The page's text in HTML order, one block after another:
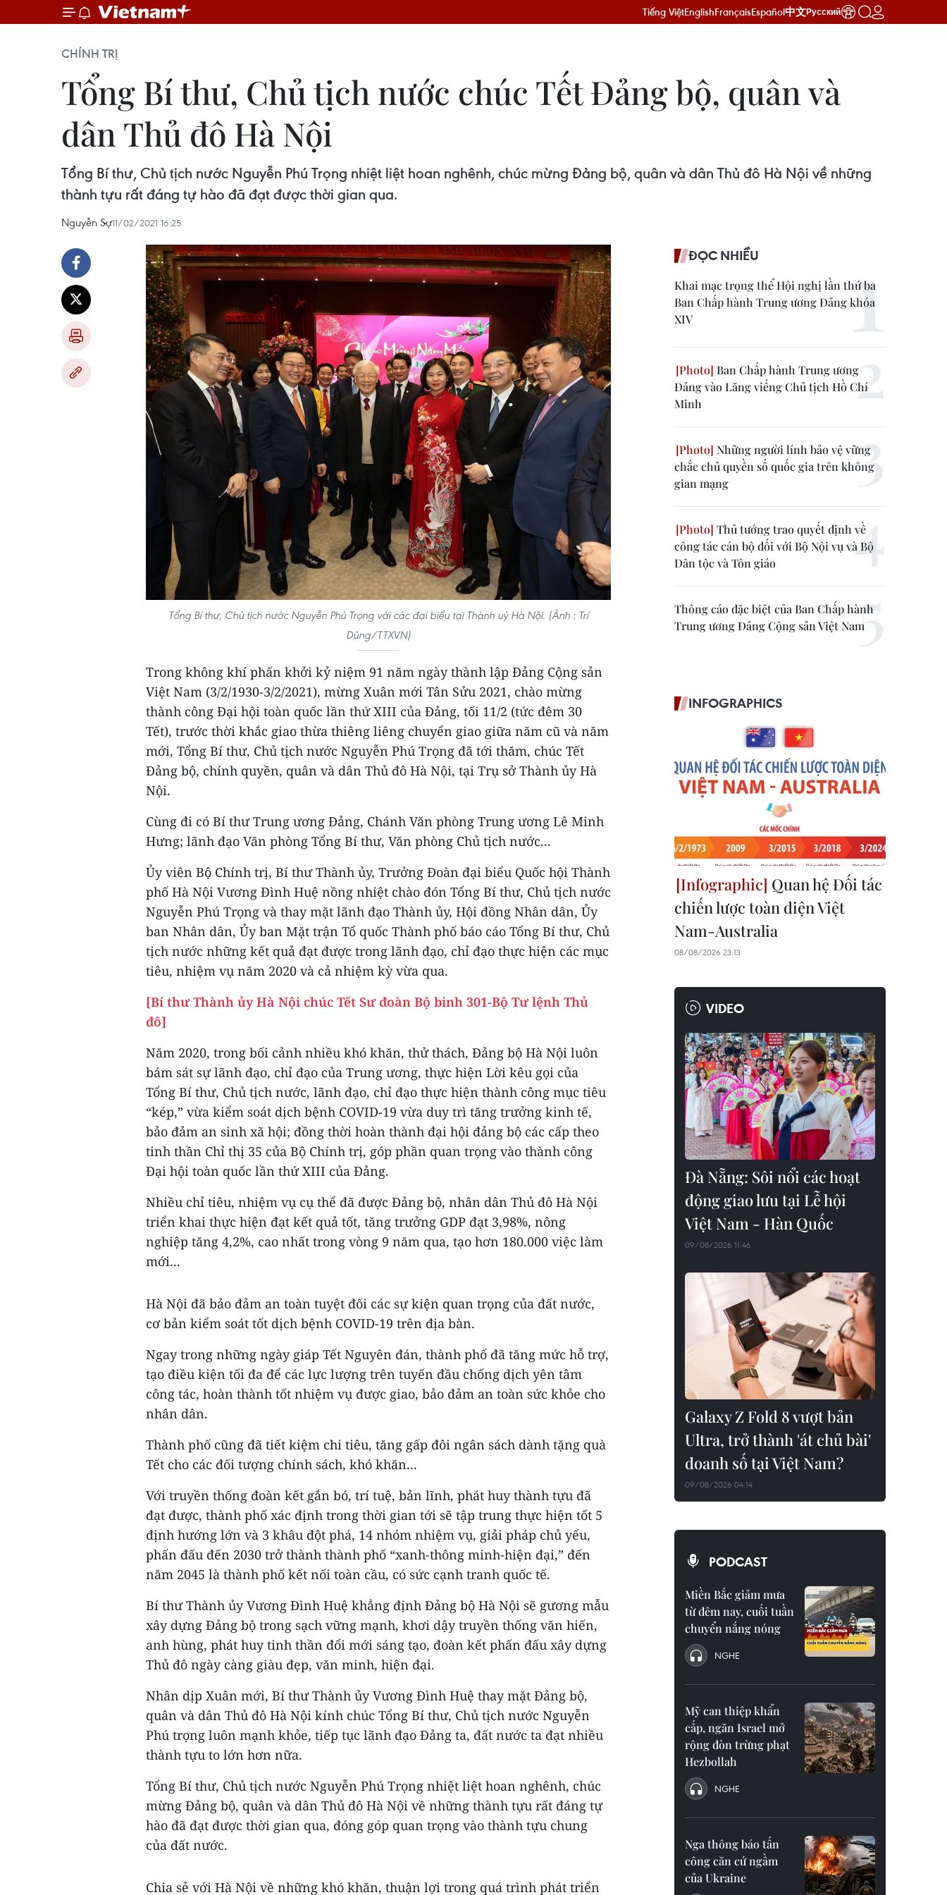
Tiếng ViệtEnglishFrançaisEspañol中文Русский
CHÍNH TRỊ
Tổng Bí thư, Chủ tịch nước chúc Tết Đảng bộ, quân và
dân Thủ đô Hà Nội
Tổng Bí thư, Chủ tịch nước Nguyễn Phú Trọng nhiệt liệt hoan nghênh, chúc mừng Đảng bộ, quân và dân Thủ đô Hà Nội về những
thành tựu rất đáng tự hào đã đạt được thời gian qua.
Nguyễn Sự11/02/2021 16:25
Tổng Bí thư, Chủ tịch nước Nguyễn Phú Trọng với các đại biểu tại Thành uỷ Hà Nội. (Ảnh : Trí
Dũng/TTXVN)
Trong không khí phấn khởi kỷ niệm 91 năm ngày thành lập Đảng Cộng sản
Việt Nam (3/2/1930-3/2/2021), mừng Xuân mới Tân Sửu 2021, chào mừng
thành công Đại hội toàn quốc lần thứ XIII của Đảng, tối 11/2 (tức đêm 30
Tết), trước thời khắc giao thừa thiêng liêng chuyển giao giữa năm cũ và năm
mới, Tổng Bí thư, Chủ tịch nước Nguyễn Phú Trọng đã tới thăm, chúc Tết
Đảng bộ, chính quyền, quân và dân Thủ đô Hà Nội, tại Trụ sở Thành ủy Hà
Nội.
Cùng đi có Bí thư Trung ương Đảng, Chánh Văn phòng Trung ương Lê Minh
Hưng; lãnh đạo Văn phòng Tổng Bí thư, Văn phòng Chủ tịch nước...
Ủy viên Bộ Chính trị, Bí thư Thành ủy, Trưởng Đoàn đại biểu Quốc hội Thành
phố Hà Nội Vương Đình Huệ nồng nhiệt chào đón Tổng Bí thư, Chủ tịch nước
Nguyễn Phú Trọng và thay mặt lãnh đạo Thành ủy, Hội đồng Nhân dân, Ủy
ban Nhân dân, Ủy ban Mặt trận Tổ quốc Thành phố báo cáo Tổng Bí thư, Chủ
tịch nước những kết quả đạt được trong lãnh đạo, chỉ đạo thực hiện các mục
tiêu, nhiệm vụ năm 2020 và cả nhiệm kỳ vừa qua.
[Bí thư Thành ủy Hà Nội chúc Tết Sư đoàn Bộ binh 301-Bộ Tư lệnh Thủ
đô]
Năm 2020, trong bối cảnh nhiều khó khăn, thử thách, Đảng bộ Hà Nội luôn
bám sát sự lãnh đạo, chỉ đạo của Trung ương, thực hiện Lời kêu gọi của
Tổng Bí thư, Chủ tịch nước, lãnh đạo, chỉ đạo thực hiện thành công mục tiêu
“kép,” vừa kiểm soát dịch bệnh COVID-19 vừa duy trì tăng trưởng kinh tế,
bảo đảm an sinh xã hội; đồng thời hoàn thành đại hội đảng bộ các cấp theo
tinh thần Chỉ thị 35 của Bộ Chính trị, góp phần quan trọng vào thành công
Đại hội toàn quốc lần thứ XIII của Đảng.
Nhiều chỉ tiêu, nhiệm vụ cụ thể đã được Đảng bộ, nhân dân Thủ đô Hà Nội
triển khai thực hiện đạt kết quả tốt, tăng trưởng GDP đạt 3,98%, nông
nghiệp tăng 4,2%, cao nhất trong vòng 9 năm qua, tạo hơn 180.000 việc làm
mới...
Hà Nội đã bảo đảm an toàn tuyệt đối các sự kiện quan trọng của đất nước,
cơ bản kiểm soát tốt dịch bệnh COVID-19 trên địa bàn.
Ngay trong những ngày giáp Tết Nguyên đán, thành phố đã tăng mức hỗ trợ,
tạo điều kiện tối đa để các lực lượng trên tuyến đầu chống dịch yên tâm
công tác, hoàn thành tốt nhiệm vụ được giao, bảo đảm an toàn sức khỏe cho
nhân dân.
Thành phố cũng đã tiết kiệm chi tiêu, tăng gấp đôi ngân sách dành tặng quà
Tết cho các đối tượng chính sách, khó khăn...
Với truyền thống đoàn kết gắn bó, trí tuệ, bản lĩnh, phát huy thành tựu đã
đạt được, thành phố xác định trong thời gian tới sẽ tập trung thực hiện tốt 5
định hướng lớn và 3 khâu đột phá, 14 nhóm nhiệm vụ, giải pháp chủ yếu,
phấn đấu đến 2030 trở thành thành phố “xanh-thông minh-hiện đại,” đến
năm 2045 là thành phố kết nối toàn cầu, có sức cạnh tranh quốc tế.
Bí thư Thành ủy Vương Đình Huệ khẳng định Đảng bộ Hà Nội sẽ gương mẫu
xây dựng Đảng bộ trong sạch vững mạnh, khơi dậy truyền thống văn hiến,
anh hùng, phát huy tinh thần đổi mới sáng tạo, đoàn kết phấn đấu xây dựng
Thủ đô ngày càng giàu đẹp, văn minh, hiện đại.
Nhân dịp Xuân mới, Bí thư Thành ủy Vương Đình Huệ thay mặt Đảng bộ,
quân và dân Thủ đô Hà Nội kính chúc Tổng Bí thư, Chủ tịch nước Nguyễn
Phú trọng luôn mạnh khỏe, tiếp tục lãnh đạo Đảng ta, đất nước ta đạt nhiều
thành tựu to lớn hơn nữa.
Tổng Bí thư, Chủ tịch nước Nguyễn Phú Trọng nhiệt liệt hoan nghênh, chúc
mừng Đảng bộ, quân và dân Thủ đô Hà Nội về những thành tựu rất đáng tự
hào đã đạt được thời gian qua, đóng góp quan trọng vào thành tựu chung
của đất nước.
Chia sẻ với Hà Nội về những khó khăn, thuận lợi trong quá trình phát triển
ĐỌC NHIỀU
Khai mạc trọng thể Hội nghị lần thứ ba
Ban Chấp hành Trung ương Đảng khóa
XIV
Ban Chấp hành Trung ương
Đảng vào Lăng viếng Chủ tịch Hồ Chí
Minh
Những người lính bảo vệ vững
chắc chủ quyền số quốc gia trên không
gian mạng
Thủ tướng trao quyết định về
công tác cán bộ đối với Bộ Nội vụ và Bộ
Dân tộc và Tôn giáo
Thông cáo đặc biệt của Ban Chấp hành
Trung ương Đảng Cộng sản Việt Nam
INFOGRAPHICS
Quan hệ Đối tác
chiến lược toàn diện Việt
Nam-Australia
08/08/2026 23:13
VIDEO
Đà Nẵng: Sôi nổi các hoạt
động giao lưu tại Lễ hội
Việt Nam - Hàn Quốc
09/08/2026 11:46
Galaxy Z Fold 8 vượt bản
Ultra, trở thành 'át chủ bài'
doanh số tại Việt Nam?
09/08/2026 04:14
PODCAST
Miền Bắc giảm mưa
từ đêm nay, cuối tuần
chuyển nắng nóng
NGHE
Mỹ can thiệp khẩn
cấp, ngăn Israel mở
rộng đòn trừng phạt
Hezbollah
NGHE
Nga thông báo tấn
công căn cứ ngầm
của Ukraine